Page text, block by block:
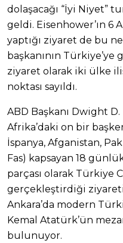
dolaşacağı “İyi Niyet”
geldi. Eisenhower’ın 6
yaptığı ziyaret de bu
başkanının
ziyaret olarak iki ülke
noktası sayıldı.
ABD Başkanı Dwight
Afrika’daki on bir
İspanya, Afganistan,
Fas) kapsayan 18
parçası olarak Türkiye
gerçekleştirdiği ziyareti
Ankara’da modern
Kemal Atatürk’ün
bulunuyor.